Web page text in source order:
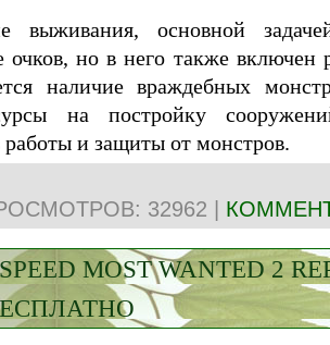
основной задачей
очков, но в него также
наличие враждебных
на постройку
и защиты от монстров.
32962 |
MOST WANTED 2